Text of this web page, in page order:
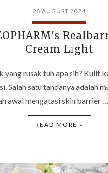
26 AUGUST 2024
Cream Light
yang rusak tuh apa sih? Kulit
Salah satu tandanya adalah
awal mengatasi skin barrier …
READ MORE »